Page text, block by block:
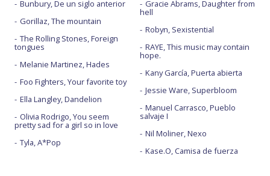
Bunbury, De un siglo anterior
Gorillaz, The mountain
The Rolling Stones, Foreign
tongues
Melanie Martinez, Hades
Foo Fighters, Your favorite toy
Ella Langley, Dandelion
Olivia Rodrigo, You seem
pretty sad for a girl so in love
Tyla, A*Pop
Gracie Abrams, Daughter from
hell
Robyn, Sexistential
RAYE, This music may contain
hope.
Kany García, Puerta abierta
Jessie Ware, Superbloom
Manuel Carrasco, Pueblo
salvaje I
Nil Moliner, Nexo
Kase.O, Camisa de fuerza